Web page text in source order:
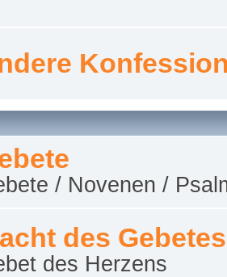
/ Novenen /
des Gebetes
des Herzens